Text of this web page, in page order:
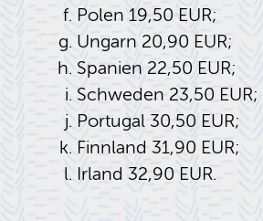
Polen 19,50 EUR;
Ungarn 20,90 EUR;
Spanien 22,50 EUR;
Schweden 23,50 EUR;
Portugal 30,50 EUR;
Finnland 31,90 EUR;
Irland 32,90 EUR.